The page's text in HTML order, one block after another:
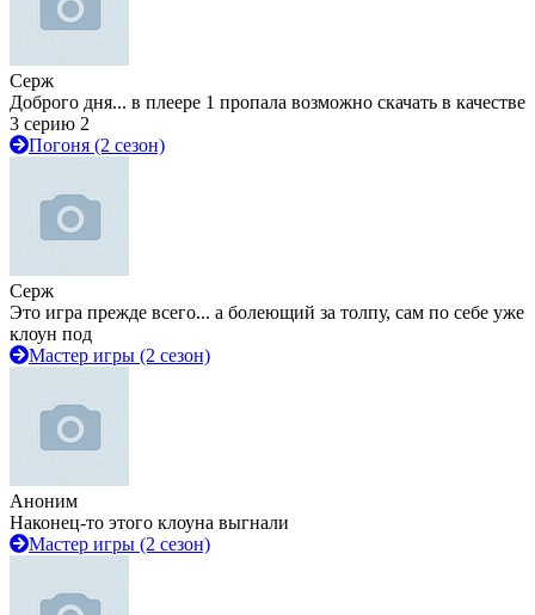
Серж
Доброго дня... в плеере 1 пропала возможно скачать в качестве
3 серию 2
Погоня (2 сезон)
Серж
Это игра прежде всего... а болеющий за толпу, сам по себе уже
клоун под
Мастер игры (2 сезон)
Аноним
Наконец-то этого клоуна выгнали
Мастер игры (2 сезон)